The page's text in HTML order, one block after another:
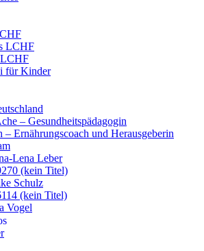
LCHF
für Kinder
– Gesundheitspädagogin
– Ernährungscoach und Herausgeberin
Lena Leber
(kein Titel)
Schulz
(kein Titel)
Vogel